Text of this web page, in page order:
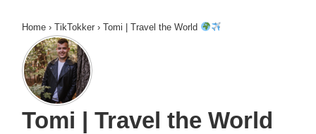
Home › TikTokker › Tomi | Travel the World
Tomi | Travel the World